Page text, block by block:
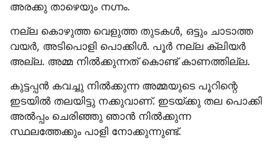
അരക്കു താഴെയും നഗ്നം.
നല്ല കൊഴുത്ത വെളുത്ത തുടകൾ, ഒട്ടും ചാടാത്ത
വയർ, അടിപൊളി പൊക്കിൾ. പൂർ നല്ല ക്ലിയർ
അല്ല. അമ്മ നിൽക്കുന്നത് കൊണ്ട് കാണത്തില്ല.
കുട്ടപ്പൻ കവച്ചു നിൽക്കുന്ന അമ്മയുടെ പൂറിന്റെ
ഇടയിൽ തലയിട്ടു നക്കുവാണ്. ഇടയ്ക്കു തല പൊക്കി
അൽപ്പം ചെരിഞ്ഞു ഞാൻ നിൽക്കുന്ന
സ്ഥലത്തേക്കും പാളി നോക്കുന്നുണ്ട്.